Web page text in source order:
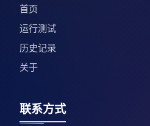
首页
运行测试
历史记录
关于
联系方式